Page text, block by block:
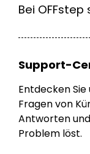
Bei
Support-
Entdecken
Fragen von
Antworten
Problem löst.